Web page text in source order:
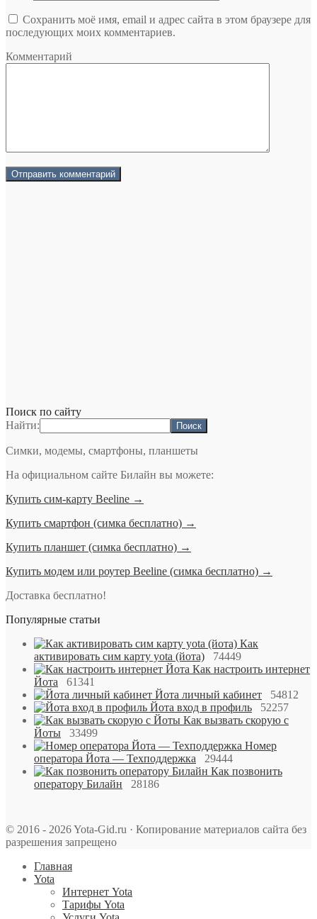
Сохранить моё имя, email и адрес сайта в этом браузере для
последующих моих комментариев.
Комментарий
Поиск по сайту
Найти:
Симки, модемы, смартфоны, планшеты
На официальном сайте Билайн вы можете:
Купить сим-карту Beeline →
Купить смартфон (симка бесплатно) →
Купить планшет (симка бесплатно) →
Купить модем или роутер Beeline (симка бесплатно) →
Доставка бесплатно!
Популярные статьи
Как
активировать сим карту yota (йота) 74449
Как настроить интернет
Йота 61341
Йота личный кабинет 54812
Йота вход в профиль 52257
Как вызвать скорую с
Йоты 33499
Номер
оператора Йота — Техподдержка 29444
Как позвонить
оператору Билайн 28186
© 2016 - 2026 Yota-Gid.ru · Копирование материалов сайта без
разрешения запрещено
Главная
Yota
Интернет Yota
Тарифы Yota